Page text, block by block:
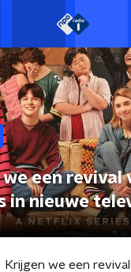
een revival
in nieuwe